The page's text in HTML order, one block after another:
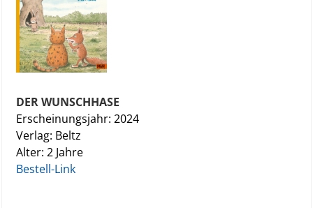
DER WUNSCHHASE
Erscheinungsjahr: 2024
Verlag: Beltz
Alter: 2 Jahre
Bestell-Link